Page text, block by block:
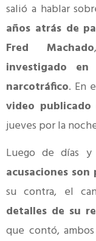
salió a hablar
años atrás de
Fred Machado
investigado en
narcotráfico. En
video publicado
jueves por la
Luego de días
acusaciones
su contra, el
detalles de su
que contó,